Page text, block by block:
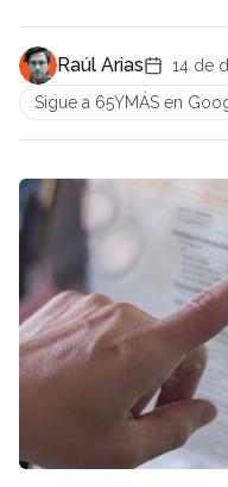
Raúl Arias
14 de
Sigue a 65YMÁS en